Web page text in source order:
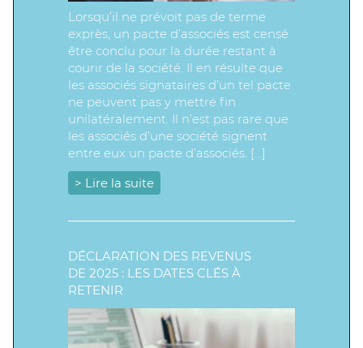
Lorsqu’il ne prévoit pas de terme
exprès, un pacte d’associés est censé
être conclu pour la durée restant à
courir de la société. Il en résulte que
les associés signataires d’un tel pacte
ne peuvent pas y mettre fin
unilatéralement. Il n’est pas rare que
les associés d’une société signent
entre eux un pacte d’associés. […]
> Lire la suite
DÉCLARATION DES REVENUS
DE 2025 : LES DATES CLÉS À
RETENIR